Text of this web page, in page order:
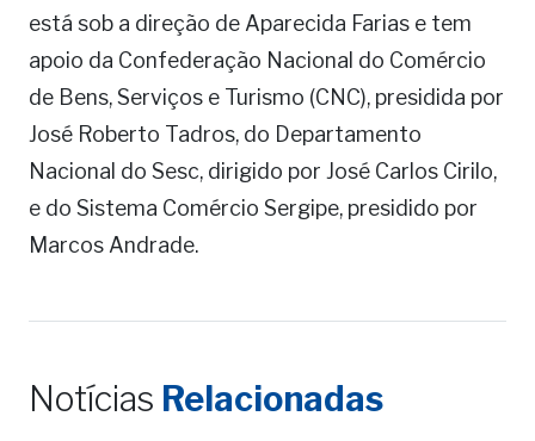
está sob a direção de Aparecida Farias e tem
apoio da Confederação Nacional do Comércio
de Bens, Serviços e Turismo (CNC), presidida por
José Roberto Tadros, do Departamento
Nacional do Sesc, dirigido por José Carlos Cirilo,
e do Sistema Comércio Sergipe, presidido por
Marcos Andrade.
Notícias Relacionadas